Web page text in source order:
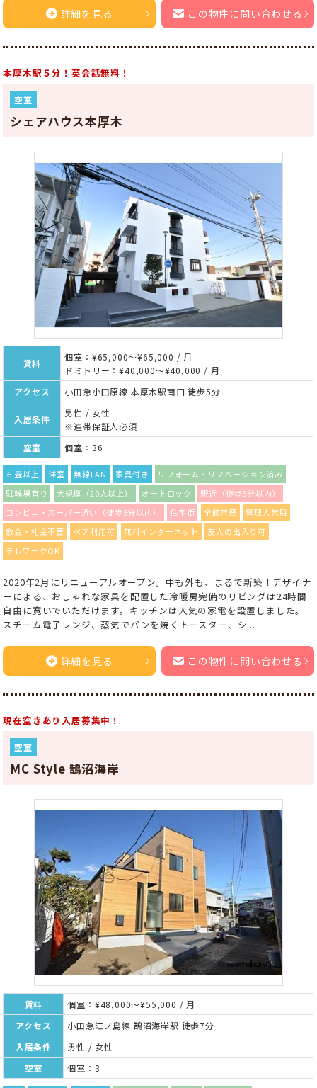
詳細を見る この物件に問い合わせる
本厚木駅５分！英会話無料！
空室
シェアハウス本厚木
賃料
個室：¥65,000～¥65,000 / 月
ドミトリー：¥40,000～¥40,000 / 月
アクセス
小田急小田原線 本厚木駅南口 徒歩5分
入居条件
男性 / 女性
※連帯保証人必須
空室
個室：36
６畳以上 洋室 無線LAN 家具付き
リフォーム・リノベーション済み
駐輪場有り
大規模（20人以上） オートロック
駅近（徒歩5分以内）
コンビニ・スーパー近い（徒歩5分以内）
住宅街 全館禁煙
管理人常駐
敷金・礼金不要
ペア利用可 無料インターネット
友人の出入り可
テレワークOK
2020年2月にリニューアルオープン。中も外も、まるで新築！デザイナ
ーによる、おしゃれな家具を配置した冷暖房完備のリビングは24時間
自由に寛いでいただけます。キッチンは人気の家電を設置しました。
スチーム電子レンジ、蒸気でパンを焼くトースター、シ...
詳細を見る この物件に問い合わせる
現在空きあり入居募集中！
空室
MC Style 鵠沼海岸
賃料
個室：¥48,000～¥55,000 / 月
アクセス
小田急江ノ島線 鵠沼海岸駅 徒歩7分
入居条件
男性 / 女性
空室
個室：3